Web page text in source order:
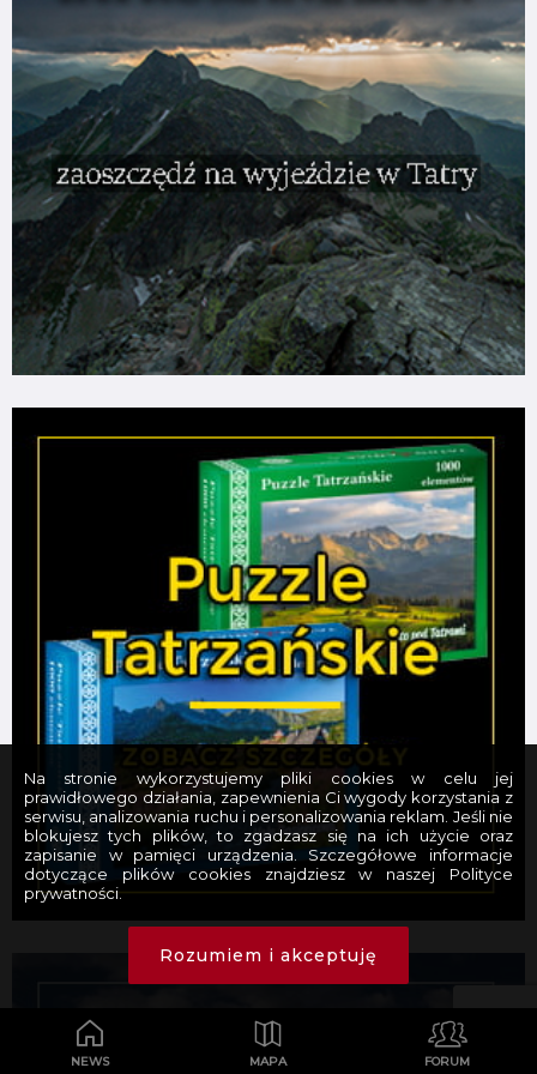
NEWS MAPA FORUM
Na stronie wykorzystujemy pliki cookies w celu jej
prawidłowego działania, zapewnienia Ci wygody korzystania z
serwisu, analizowania ruchu i personalizowania reklam. Jeśli nie
blokujesz tych plików, to zgadzasz się na ich użycie oraz
zapisanie w pamięci urządzenia. Szczegółowe informacje
dotyczące plików cookies znajdziesz w naszej Polityce
prywatności.
Rozumiem i akceptuję